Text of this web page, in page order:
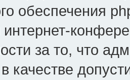
обеспечения
за то, что
качестве